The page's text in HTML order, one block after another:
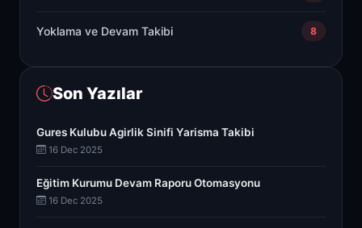
Yoklama ve Devam Takibi 8
Son Yazılar
Gures Kulubu Agirlik Sinifi Yarisma Takibi
16 Dec 2025
Eğitim Kurumu Devam Raporu Otomasyonu
16 Dec 2025